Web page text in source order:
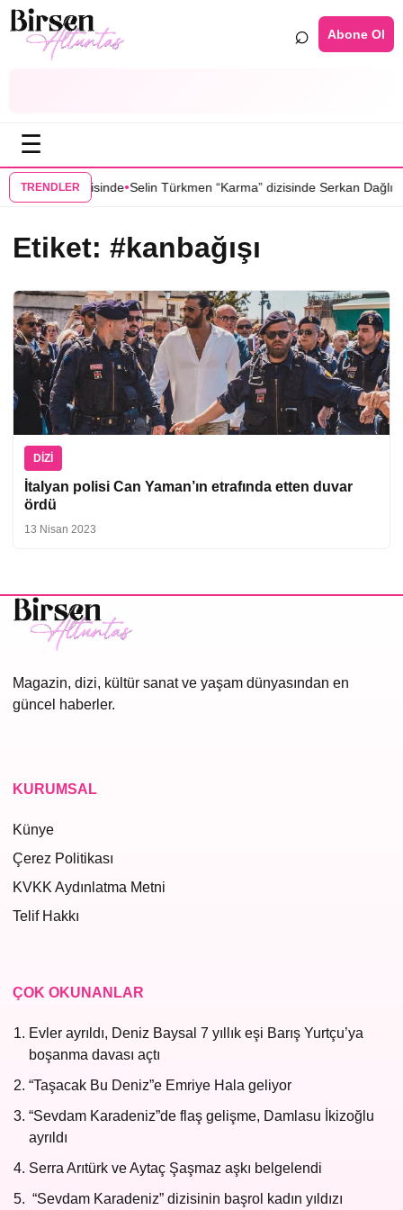
⌕ Abone Ol
☰
TRENDLER
Yer” dizisinde•Selin Türkmen “Karma” dizisinde Serkan
Etiket: #kanbağışı
DIZI
İtalyan polisi Can Yaman’ın etrafında etten duvar
ördü
13 Nisan 2023
Magazin, dizi, kültür sanat ve yaşam dünyasından en
güncel haberler.
KURUMSAL
Künye
Çerez Politikası
KVKK Aydınlatma Metni
Telif Hakkı
ÇOK OKUNANLAR
Evler ayrıldı, Deniz Baysal 7 yıllık eşi Barış Yurtçu’ya
boşanma davası açtı
“Taşacak Bu Deniz”e Emriye Hala geliyor
“Sevdam Karadeniz”de flaş gelişme, Damlasu İkizoğlu
ayrıldı
Serra Arıtürk ve Aytaç Şaşmaz aşkı belgelendi
“Sevdam Karadeniz” dizisinin başrol kadın yıldızı